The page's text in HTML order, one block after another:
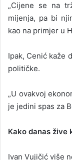
„Cijene se na
mijenja, pa bi
kao na primjer u
Ipak, Cenić kaže
političke.
„U ovakvoj
je jedini spas za
Kako danas žive
Ivan Vujičić više